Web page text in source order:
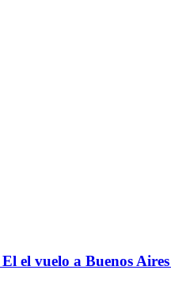
vuelo a Buenos Aires